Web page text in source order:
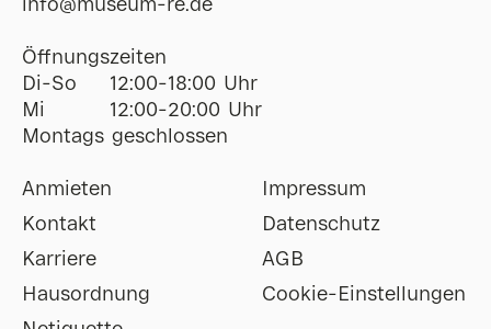
ofni@museum-re de
Öffnungszeiten
Di-So
12:00-18:00 Uhr
Mi
12:00-20:00 Uhr
Montags geschlossen
Anmieten
Kontakt
Karriere
Hausordnung
Impressum
Datenschutz
AGB
Cookie-Einstellungen